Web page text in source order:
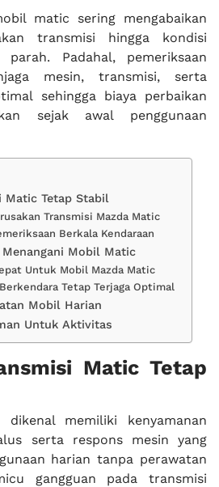
matic sering mengabaikan
transmisi hingga kondisi
parah. Padahal, pemeriksaan
mesin, transmisi, serta
sehingga biaya perbaikan
sejak awal penggunaan
Matic Tetap Stabil
Transmisi Mazda Matic
Berkala Kendaraan
Mobil Matic
Untuk Mobil Mazda Matic
Tetap Terjaga Optimal
Mobil Harian
Untuk Aktivitas
Matic Tetap
memiliki kenyamanan
serta respons mesin yang
harian tanpa perawatan
gangguan pada transmisi